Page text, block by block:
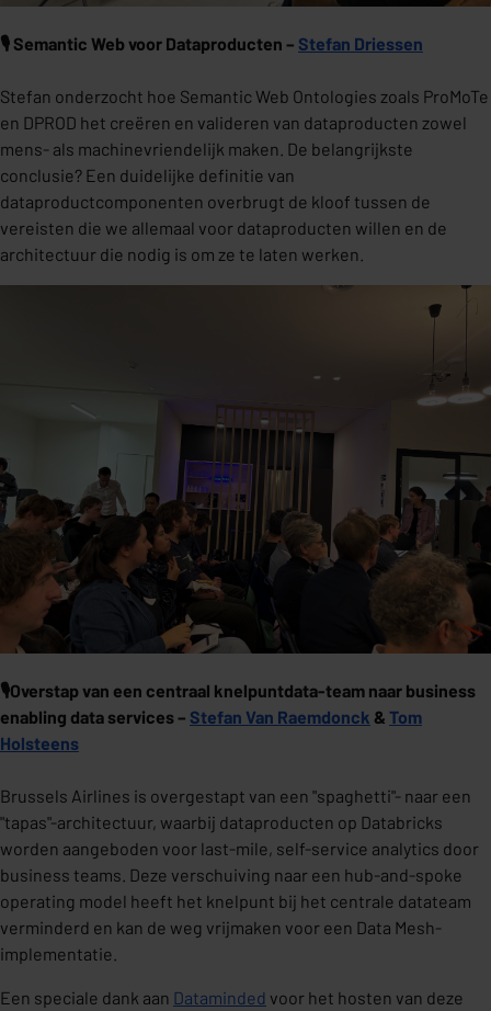
🎙️ Semantic Web voor Dataproducten – Stefan Driessen
Stefan onderzocht hoe Semantic Web Ontologies zoals ProMoTe
en DPROD het creëren en valideren van dataproducten zowel
mens- als machinevriendelijk maken. De belangrijkste
conclusie? Een duidelijke definitie van
dataproductcomponenten overbrugt de kloof tussen de
vereisten die we allemaal voor dataproducten willen en de
architectuur die nodig is om ze te laten werken.
🎙️Overstap van een centraal knelpuntdata-team naar business
enabling data services – Stefan Van Raemdonck & Tom
Holsteens
Brussels Airlines is overgestapt van een "spaghetti"- naar een
"tapas"-architectuur, waarbij dataproducten op Databricks
worden aangeboden voor last-mile, self-service analytics door
business teams. Deze verschuiving naar een hub-and-spoke
operating model heeft het knelpunt bij het centrale datateam
verminderd en kan de weg vrijmaken voor een Data Mesh-
implementatie.
Een speciale dank aan Dataminded voor het hosten van deze